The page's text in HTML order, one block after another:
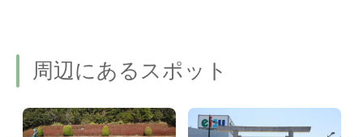
周辺にあるスポット